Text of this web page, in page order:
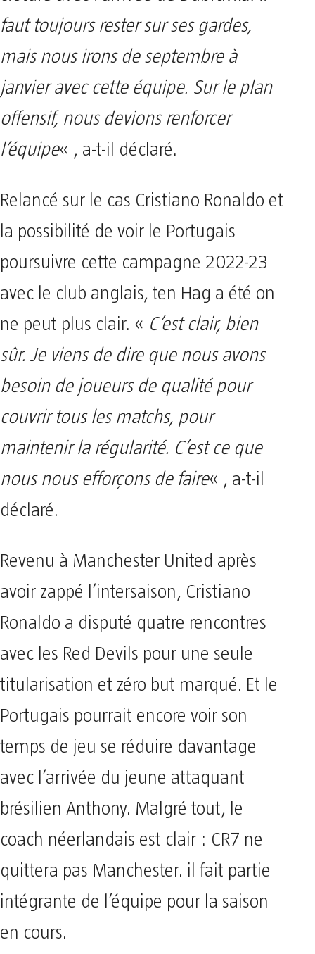
faut toujours rester sur ses gardes,
mais nous irons de septembre à
janvier avec cette équipe. Sur le plan
offensif, nous devions renforcer
l’équipe« , a-t-il déclaré.
Relancé sur le cas Cristiano Ronaldo et
la possibilité de voir le Portugais
poursuivre cette campagne 2022-23
avec le club anglais, ten Hag a été on
ne peut plus clair. « C’est clair, bien
sûr. Je viens de dire que nous avons
besoin de joueurs de qualité pour
couvrir tous les matchs, pour
maintenir la régularité. C’est ce que
nous nous efforçons de faire« , a-t-il
déclaré.
Revenu à Manchester United après
avoir zappé l’intersaison, Cristiano
Ronaldo a disputé quatre rencontres
avec les Red Devils pour une seule
titularisation et zéro but marqué. Et le
Portugais pourrait encore voir son
temps de jeu se réduire davantage
avec l’arrivée du jeune attaquant
brésilien Anthony. Malgré tout, le
coach néerlandais est clair : CR7 ne
quittera pas Manchester. il fait partie
intégrante de l’équipe pour la saison
en cours.